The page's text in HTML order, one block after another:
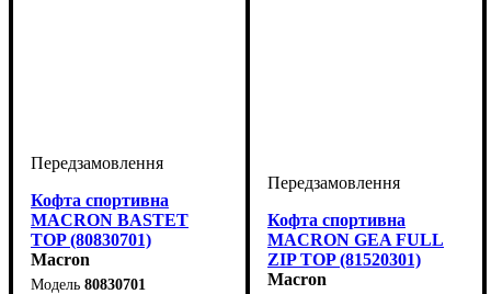
Кофта спортивна
MACRON BASTET
TOP (80830701)
Macron
80830701
Кофта спортивна
MACRON GEA FULL
ZIP TOP (81520301)
Macron